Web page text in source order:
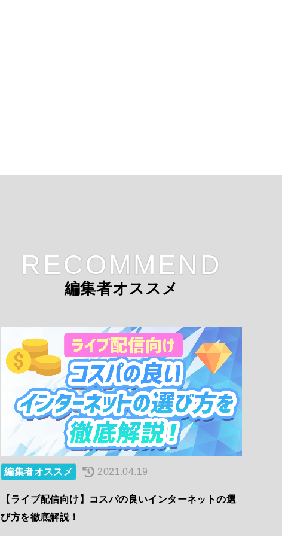
RECOMMEND
編集者オススメ
編集者オススメ 2021.04.19
【ライブ配信向け】コスパの良いインターネットの選
び方を徹底解説！